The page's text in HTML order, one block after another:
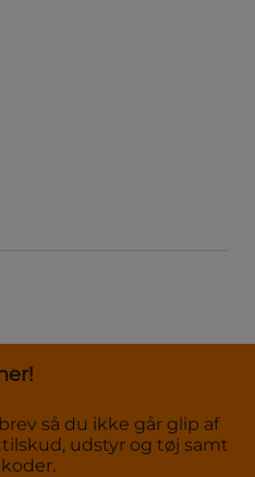
så du ikke går glip af
udstyr og tøj samt